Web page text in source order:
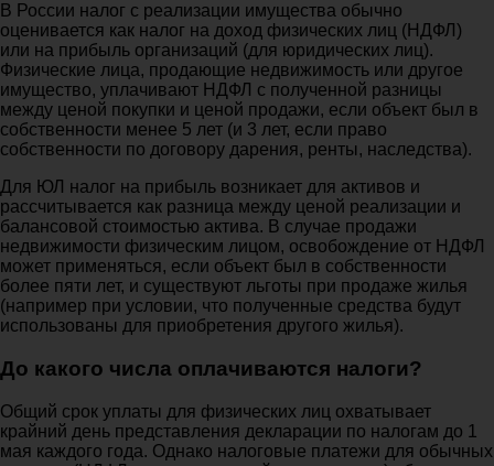
В России налог с реализации имущества обычно
оценивается как налог на доход физических лиц (НДФЛ)
или на прибыль организаций (для юридических лиц).
Физические лица, продающие недвижимость или другое
имущество, уплачивают НДФЛ с полученной разницы
между ценой покупки и ценой продажи, если объект был в
собственности менее 5 лет (и 3 лет, если право
собственности по договору дарения, ренты, наследства).
Для ЮЛ налог на прибыль возникает для активов и
рассчитывается как разница между ценой реализации и
балансовой стоимостью актива. В случае продажи
недвижимости физическим лицом, освобождение от НДФЛ
может применяться, если объект был в собственности
более пяти лет, и существуют льготы при продаже жилья
(например при условии, что полученные средства будут
использованы для приобретения другого жилья).
До какого числа оплачиваются налоги?
Общий срок уплаты для физических лиц охватывает
крайний день представления декларации по налогам до 1
мая каждого года. Однако налоговые платежи для обычных